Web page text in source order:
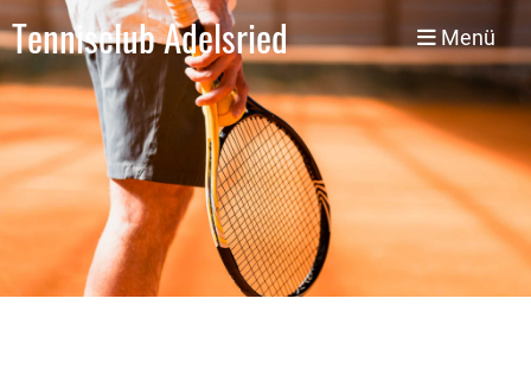
Tennisclub Adelsried Menü